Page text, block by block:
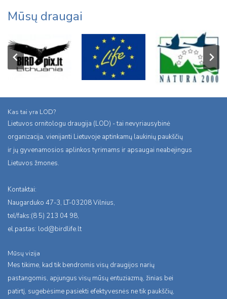
Mūsų draugai
Kas tai yra LOD?
Lietuvos ornitologu draugija (LOD) - tai nevyriausybinė
organizacija, vienijanti Lietuvoje aptinkamų laukinių paukščių
ir jų gyvenamosios aplinkos tyrimams ir apsaugai neabejingus
Lietuvos žmones.
Kontaktai:
Naugarduko 47-3, LT-03208 Vilnius,
tel/faks:(8 5) 213 04 98,
el.pastas: lod@birdlife.lt
Mūsų vizija
Mes tikime, kad tik bendromis visų draugijos narių
pastangomis, apjungus visų mūsų entuziazmą, žinias bei
patirtį, sugebėsime pasiekti efektyvesnės ne tik paukščių,